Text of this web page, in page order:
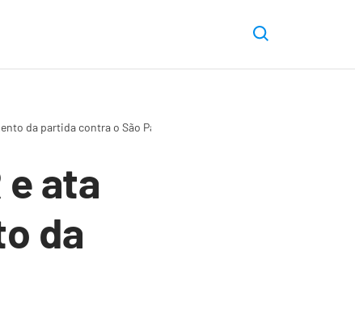
da partida contra o São Paulo
ata
da